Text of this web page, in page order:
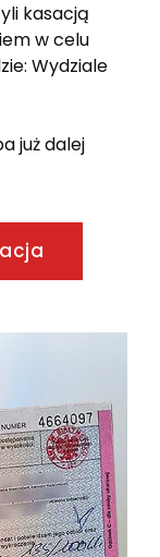
kasacją
w celu
Wydziale
już dalej